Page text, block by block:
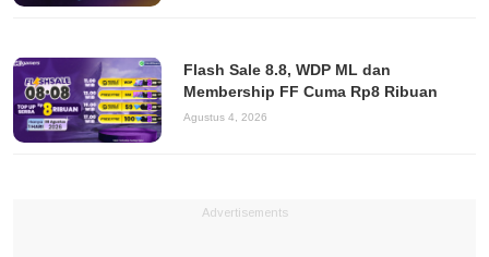
Flash Sale 8.8, WDP ML dan
Membership FF Cuma Rp8 Ribuan
Agustus 4, 2026
Advertisements